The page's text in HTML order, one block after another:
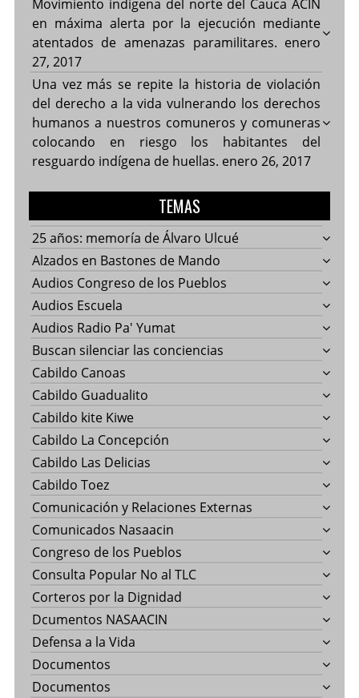
Movimiento indígena del norte del Cauca ACIN
en máxima alerta por la ejecución mediante
atentados de amenazas paramilitares. enero
27, 2017
Una vez más se repite la historia de violación
del derecho a la vida vulnerando los derechos
humanos a nuestros comuneros y comuneras
colocando en riesgo los habitantes del
resguardo indígena de huellas. enero 26, 2017
TEMAS
25 años: memoría de Álvaro Ulcué
Alzados en Bastones de Mando
Audios Congreso de los Pueblos
Audios Escuela
Audios Radio Pa' Yumat
Buscan silenciar las conciencias
Cabildo Canoas
Cabildo Guadualito
Cabildo kite Kiwe
Cabildo La Concepción
Cabildo Las Delicias
Cabildo Toez
Comunicación y Relaciones Externas
Comunicados Nasaacin
Congreso de los Pueblos
Consulta Popular No al TLC
Corteros por la Dignidad
Dcumentos NASAACIN
Defensa a la Vida
Documentos
Documentos